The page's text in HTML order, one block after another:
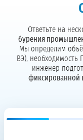
Ответьте на
бурения
Мы определим
ВЭ),
инженер
фиксированной